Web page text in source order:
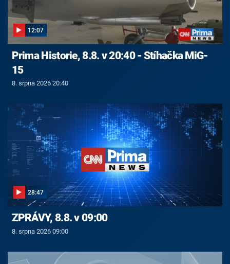
12:07
Prima Historie, 8.8. v 20:40 - Stíhačka MiG-
15
8. srpna 2026 20:40
28:47
ZPRÁVY, 8.8. v 09:00
8. srpna 2026 09:00